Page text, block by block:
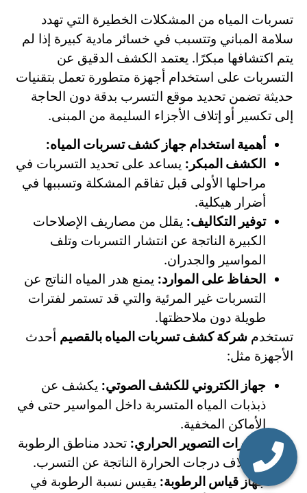
تسربات المياه من المشكلات الخطيرة التي تهدد
سلامة المباني وتتسبب في خسائر مادية كبيرة إذا لم
يتم اكتشافها مبكرًا. يعتمد الكشف الدقيق عن
التسربات على استخدام أجهزة متطورة تعمل بتقنيات
حديثة تضمن تحديد موقع التسرب بدقة دون الحاجة
إلى تكسير أو إتلاف الأجزاء السليمة من المبنى.
أهمية استخدام جهاز كشف تسربات المياه:
الكشف المبكر: يساعد على تحديد التسربات في
مراحلها الأولى قبل تفاقم المشكلة وتسببها في
أضرار هيكلية.
توفير التكاليف: يقلل من مصاريف الإصلاحات
الكبيرة الناتجة عن انتشار التسربات وتلف
المواسير والجدران.
الحفاظ على الموارد: يمنع هدر المياه الناتج عن
التسربات غير المرئية والتي قد تستمر لفترات
طويلة دون ملاحظتها.
تستخدم شركة كشف تسربات المياه بالقصيم أحدث
الأجهزة مثل:
جهاز الكتروني للكشف الصوتي: يكشف عن
ذبذبات المياه المتسربة داخل المواسير حتى في
الأماكن المخفية.
كاميرات التصوير الحراري: تحدد مناطق الرطوبة
واختلاف درجات الحرارة الناتجة عن التسرب.
جهاز قياس الرطوبة: يقيس نسبة الرطوبة في